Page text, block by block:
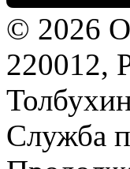
© 2026
220012,
Служба